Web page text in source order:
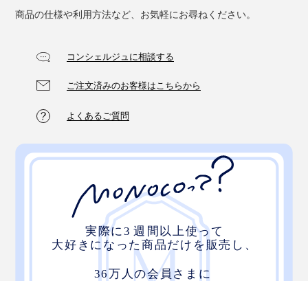
商品の仕様や利用方法など、お気軽にお尋ねください。
コンシェルジュに相談する
ご注文済みのお客様はこちらから
よくあるご質問